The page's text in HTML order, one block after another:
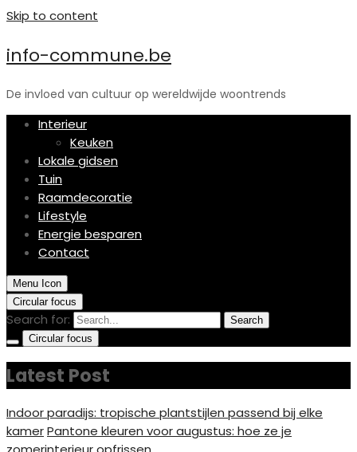
Skip to content
info-commune.be
De invloed van cultuur op wereldwijde woontrends
Interieur
Keuken
Lokale gidsen
Tuin
Raamdecoratie
Lifestyle
Energie besparen
Contact
Menu Icon
Circular focus
Search for:
Search
Circular focus
Latest Post
Indoor paradijs: tropische plantstijlen passend bij elke
kamerPantone kleuren voor augustus: hoe ze je